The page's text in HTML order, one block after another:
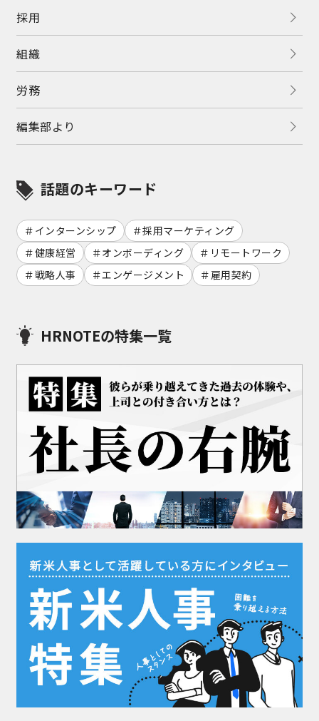
採用
組織
労務
編集部より
話題のキーワード
インターンシップ
採用マーケティング
健康経営
オンボーディング
リモートワーク
戦略人事
エンゲージメント 雇用契約
HRNOTEの特集一覧